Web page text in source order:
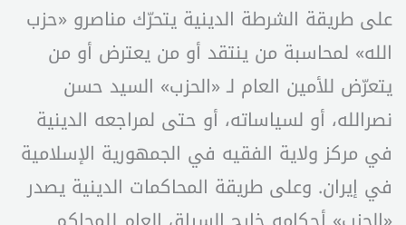
على طريقة الشرطة الدينية يتحرّك مناصرو «حزب
الله» لمحاسبة من ينتقد أو من يعترض أو من
يتعرّض للأمين العام لـ «الحزب» السيد حسن
نصرالله، أو لسياساته، أو حتى لمراجعه الدينية
في مركز ولاية الفقيه في الجمهورية الإسلامية
في إيران. وعلى طريقة المحاكمات الدينية يصدر